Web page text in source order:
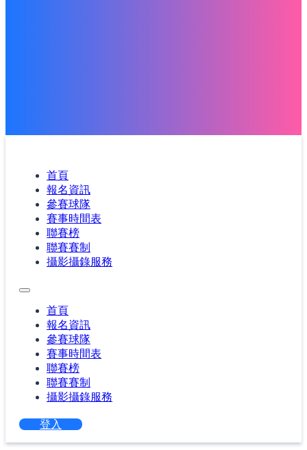
首頁
報名資訊
參賽球隊
賽事時間表
聯賽榜
聯賽賽制
攝影攝錄服務
首頁
報名資訊
參賽球隊
賽事時間表
聯賽榜
聯賽賽制
攝影攝錄服務
登入